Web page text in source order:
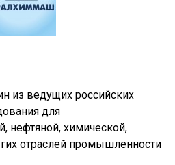
из ведущих российских
для
нефтяной, химической,
отраслей промышленности